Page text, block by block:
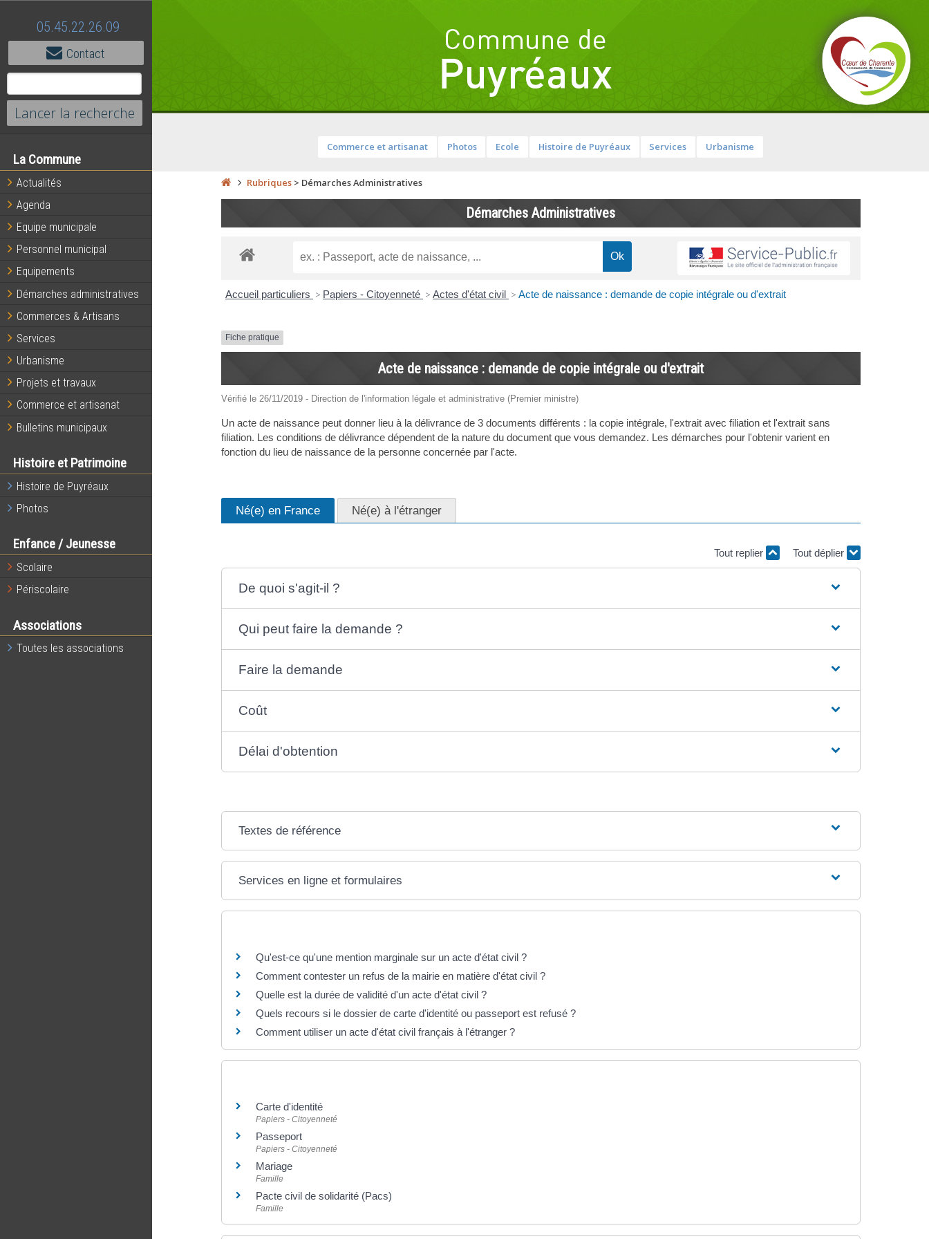
05.45.22.26.09
Contact
La Commune
Actualités
Agenda
Equipe municipale
Personnel municipal
Equipements
Démarches administratives
Commerces & Artisans
Services
Urbanisme
Projets et travaux
Commerce et artisanat
Bulletins municipaux
Histoire et Patrimoine
Histoire de Puyréaux
Photos
Enfance / Jeunesse
Scolaire
Périscolaire
Associations
Toutes les associations
Commerce et artisanat Photos Ecole Histoire de Puyréaux Services Urbanisme
Rubriques> Démarches Administratives
Démarches Administratives
Accueil particuliers > Papiers - Citoyenneté > Actes d'état civil > Acte de naissance : demande de copie intégrale ou d'extrait
Fiche pratique
Acte de naissance : demande de copie intégrale ou d'extrait
Vérifié le 26/11/2019 - Direction de l'information légale et administrative (Premier ministre)
Un acte de naissance peut donner lieu à la délivrance de 3 documents différents : la copie intégrale, l'extrait avec filiation et l'extrait sans
filiation. Les conditions de délivrance dépendent de la nature du document que vous demandez. Les démarches pour l'obtenir varient en
fonction du lieu de naissance de la personne concernée par l'acte.
Né(e) en France Né(e) à l'étranger
Tout replier Tout déplier
De quoi s'agit-il ?
Qui peut faire la demande ?
Faire la demande
Coût
Délai d'obtention
Textes de référence
Services en ligne et formulaires
Qu'est-ce qu'une mention marginale sur un acte d'état civil ?
Comment contester un refus de la mairie en matière d'état civil ?
Quelle est la durée de validité d'un acte d'état civil ?
Quels recours si le dossier de carte d'identité ou passeport est refusé ?
Comment utiliser un acte d'état civil français à l'étranger ?
Carte d'identité
Papiers - Citoyenneté
Passeport
Papiers - Citoyenneté
Mariage
Famille
Pacte civil de solidarité (Pacs)
Famille